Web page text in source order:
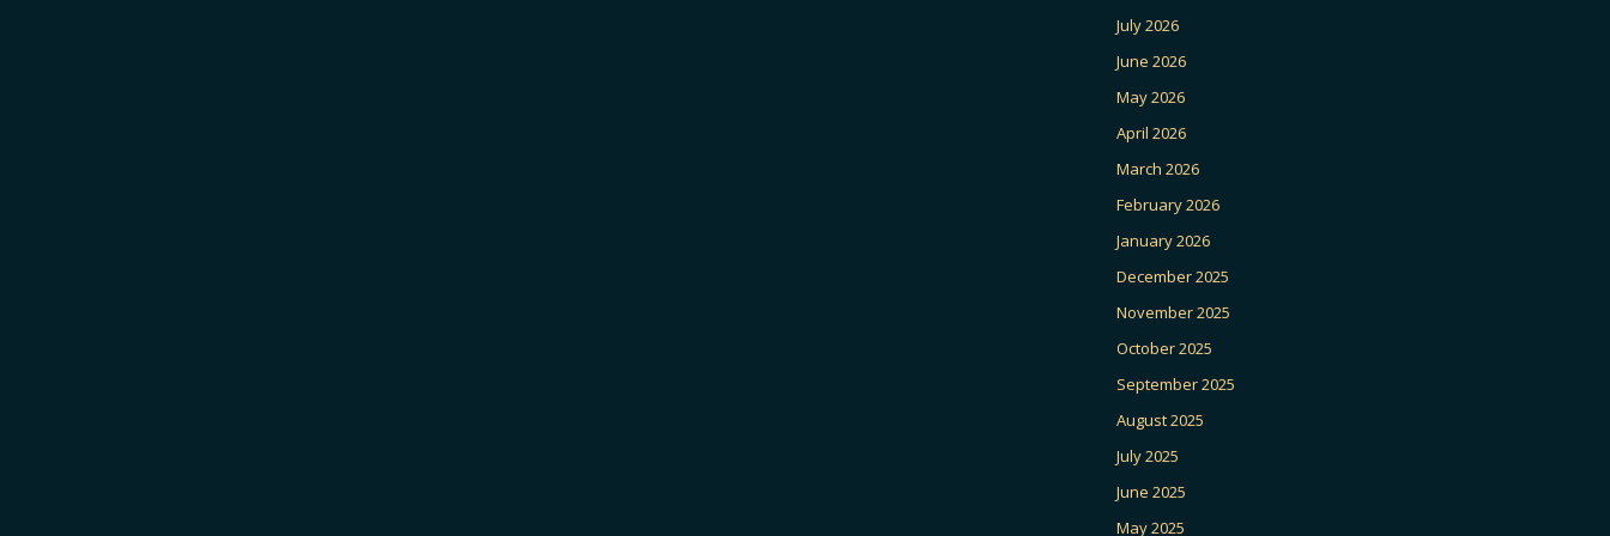
July 2026
June 2026
May 2026
April 2026
March 2026
February 2026
January 2026
December 2025
November 2025
October 2025
September 2025
August 2025
July 2025
June 2025
May 2025